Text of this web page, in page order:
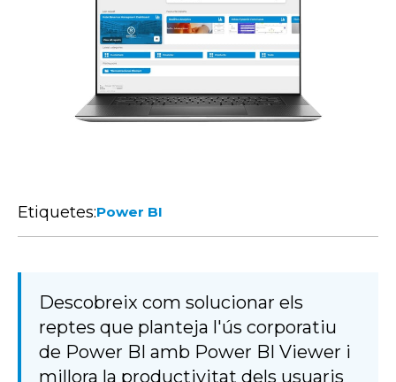
Etiquetes:Power BI
Descobreix com solucionar els
reptes que planteja l'ús corporatiu
de Power BI amb Power BI Viewer i
millora la productivitat dels usuaris